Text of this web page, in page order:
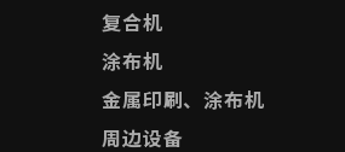
复合机
涂布机
金属印刷、涂布机
周边设备